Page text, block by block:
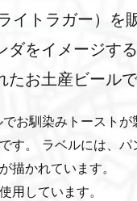
イトラガー）を
をイメージす
お土産ビールで
お馴染みトースト
す。 ラベルには、
描かれています。
用しています。